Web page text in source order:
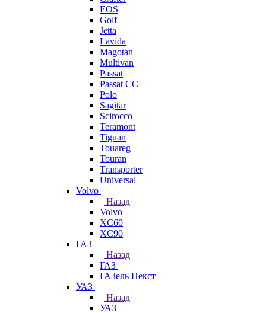
EOS
Golf
Jetta
Lavida
Magotan
Multivan
Passat
Passat CC
Polo
Sagitar
Scirocco
Teramont
Tiguan
Touareg
Touran
Transporter
Universal
Volvo
Назад
Volvo
XC60
XC90
ГАЗ
Назад
ГАЗ
ГАЗель Некст
УАЗ
Назад
УАЗ